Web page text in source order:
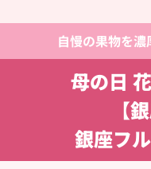
自慢の果物を
母の日
【
銀座フ